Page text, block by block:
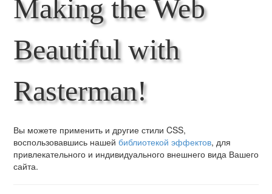
Making the Web
Beautiful with
Rasterman!
Вы можете применить и другие стили CSS,
воспользовавшись нашей библиотекой эффектов, для
привлекательного и индивидуального внешнего вида Вашего
сайта.